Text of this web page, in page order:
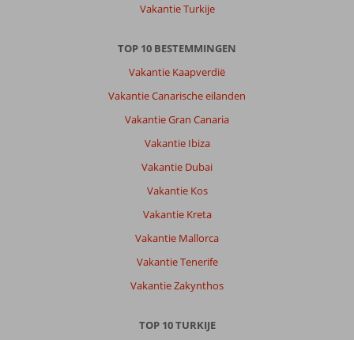
Vakantie Turkije
TOP 10 BESTEMMINGEN
Vakantie Kaapverdië
Vakantie Canarische eilanden
Vakantie Gran Canaria
Vakantie Ibiza
Vakantie Dubai
Vakantie Kos
Vakantie Kreta
Vakantie Mallorca
Vakantie Tenerife
Vakantie Zakynthos
TOP 10 TURKIJE